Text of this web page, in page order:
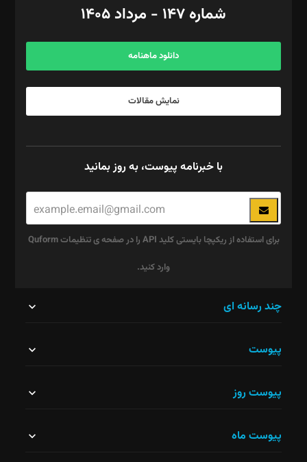
آگهی و مشترکین: ۰۹۱۹۹۹۹۰۴۵۴
شماره ۱۴۷ - مرداد ۱۴۰۵
دانلود ماهنامه
نمایش مقالات
با خبرنامه پیوست، به روز بمانید
برای استفاده از ریکپچا بایستی کلید API را در صفحه ی تنظیمات Quform
وارد کنید.
نباید
شود.
چند رسانه ای
پیوست
پیوست روز
پیوست ماه